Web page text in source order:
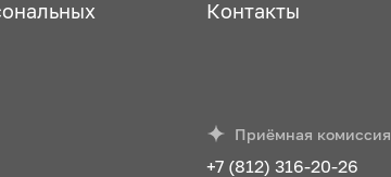
Контакты
Приёмная комиссия
+7 (812) 316-20-26